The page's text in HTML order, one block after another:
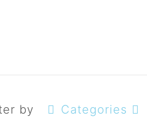
by Categories